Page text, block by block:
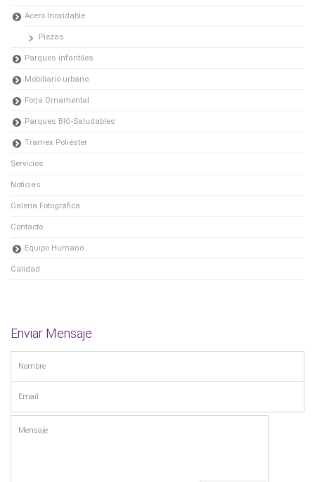
Acero Inoxidable
Piezas
Parques infantiles
Mobiliario urbano
Forja Ornamental
Parques BIO-Saludables
Tramex Poliéster
Servicios
Noticias
Galería Fotográfica
Contacto
Equipo Humano
Calidad
Enviar Mensaje